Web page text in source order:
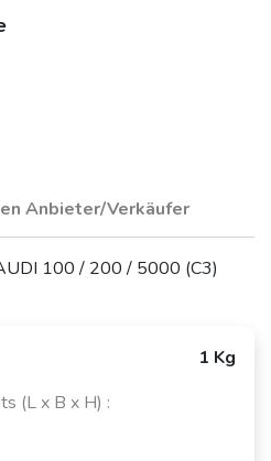
Anbieter/Verkäufer
100 / 200 / 5000 (C3)
1 Kg
(L x B x H) :